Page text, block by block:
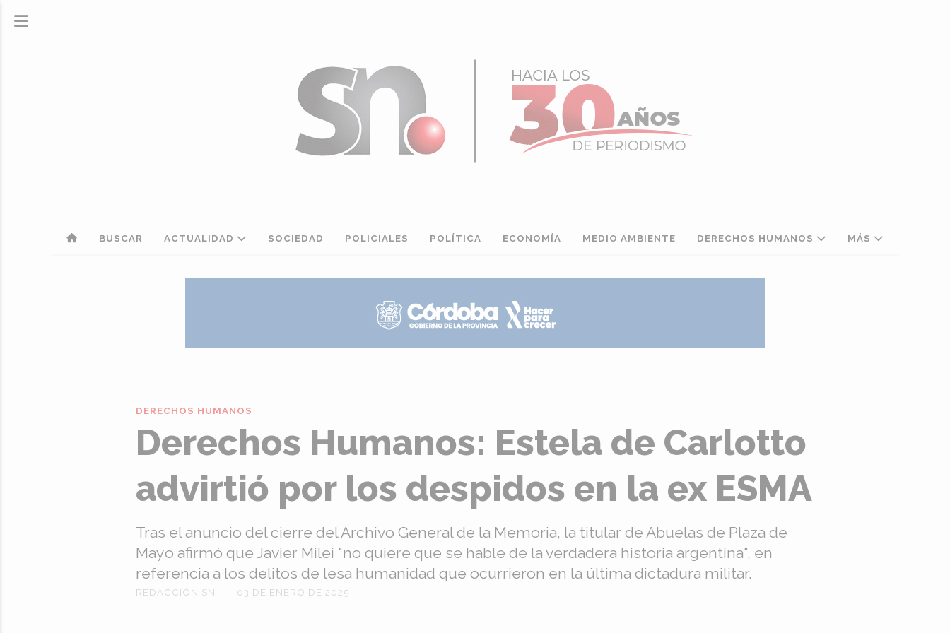
BUSCAR ACTUALIDAD SOCIEDAD POLICIALES POLÍTICA ECONOMÍA MEDIO AMBIENTE DERECHOS HUMANOS MÁS
Derechos Humanos: Estela de Carlotto
advirtió por los despidos en la ex ESMA
Tras el anuncio del cierre del Archivo General de la Memoria, la titular de Abuelas de Plaza de
Mayo afirmó que Javier Milei "no quiere que se hable de la verdadera historia argentina", en
referencia a los delitos de lesa humanidad que ocurrieron en la última dictadura militar.
DERECHOS HUMANOS
03 DE ENERO DE 2025
REDACCIÓN SN